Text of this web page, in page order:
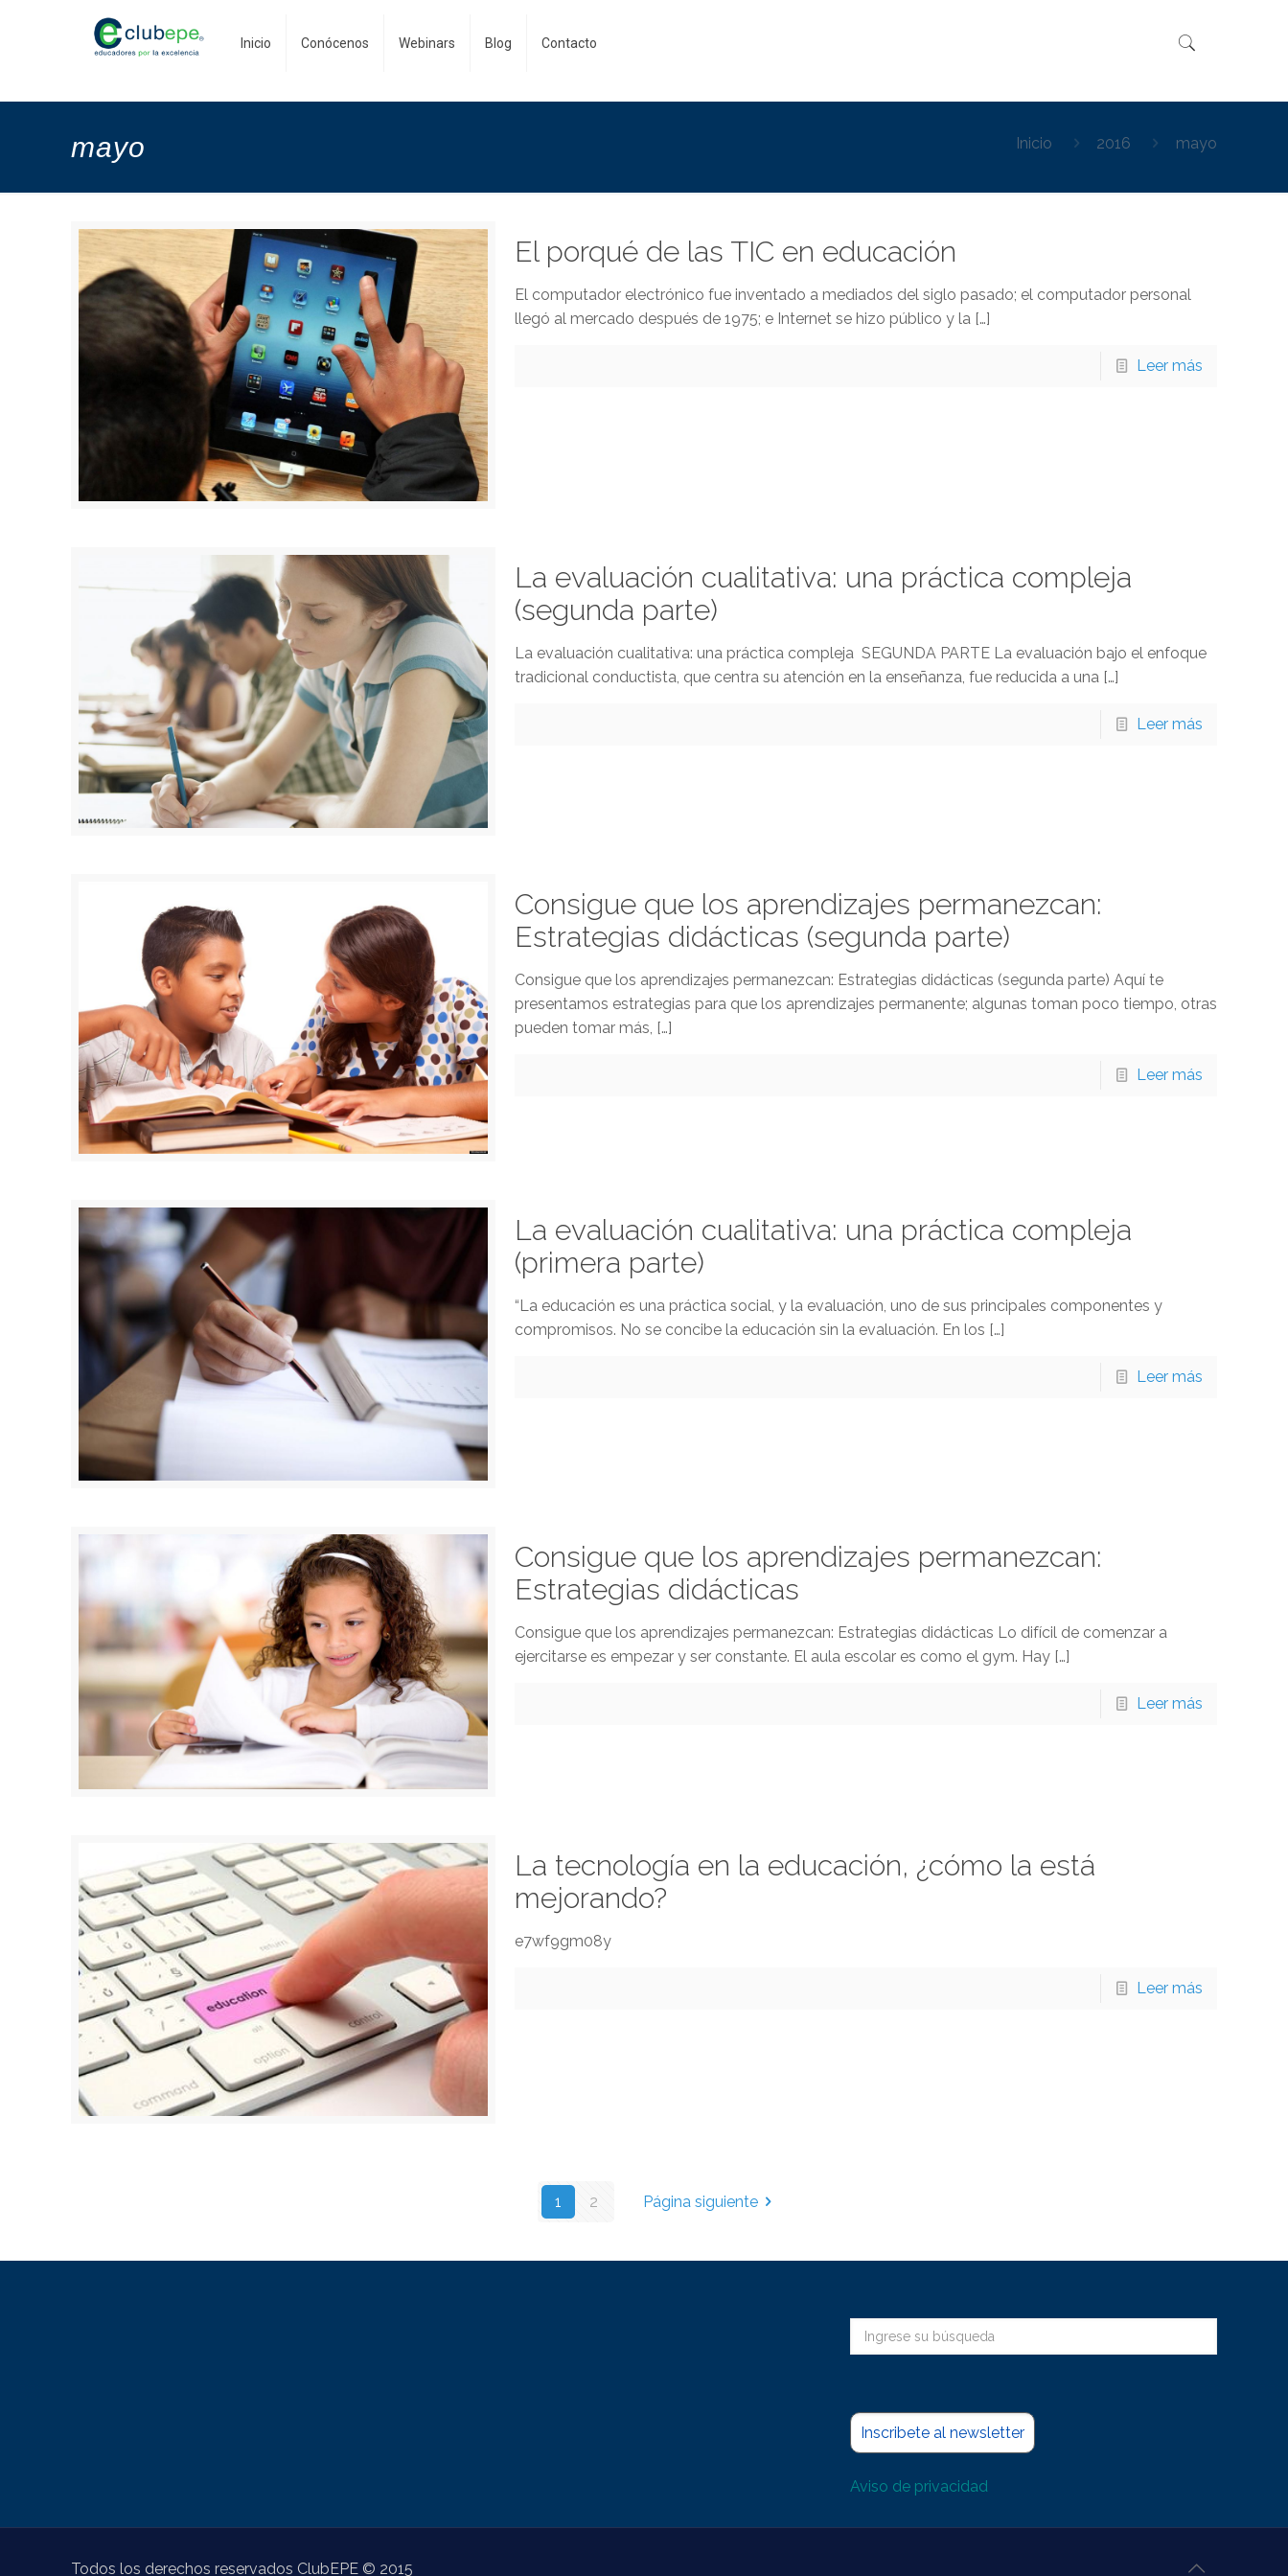
Inicio Conócenos Webinars Blog Contacto
mayo Inicio 2016 mayo
El porqué de las TIC en educación
El computador electrónico fue inventado a mediados del siglo pasado; el computador personal
llegó al mercado después de 1975; e Internet se hizo público y la[…]
Leer más
La evaluación cualitativa: una práctica compleja
(segunda parte)
La evaluación cualitativa: una práctica compleja SEGUNDA PARTE La evaluación bajo el enfoque
tradicional conductista, que centra su atención en la enseñanza, fue reducida a una[…]
Leer más
Consigue que los aprendizajes permanezcan:
Estrategias didácticas (segunda parte)
Consigue que los aprendizajes permanezcan: Estrategias didácticas (segunda parte) Aquí te
presentamos estrategias para que los aprendizajes permanente; algunas toman poco tiempo, otras
pueden tomar más, […]
Leer más
La evaluación cualitativa: una práctica compleja
(primera parte)
“La educación es una práctica social, y la evaluación, uno de sus principales componentes y
compromisos. No se concibe la educación sin la evaluación. En los […]
Leer más
Consigue que los aprendizajes permanezcan:
Estrategias didácticas
Consigue que los aprendizajes permanezcan: Estrategias didácticas Lo difícil de comenzar a
ejercitarse es empezar y ser constante. El aula escolar es como el gym. Hay[…]
Leer más
La tecnología en la educación, ¿cómo la está
mejorando?
e7wf9gm08y
Leer más
1 2 Página siguiente
Inscribete al newsletter
Aviso de privacidad
Todos los derechos reservados ClubEPE © 2015